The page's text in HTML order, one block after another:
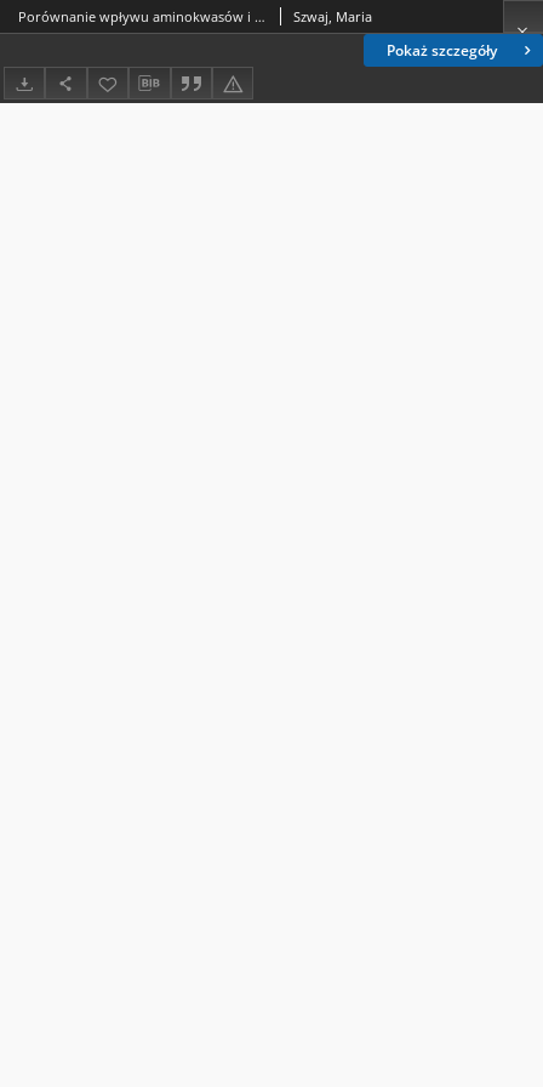
Pokaż szczegóły
Porównanie wpływu aminokwasów i ich pochodnych na zawartość 1-14C-glicyny w komórkach raka Ehrlicha Szwaj, Maria